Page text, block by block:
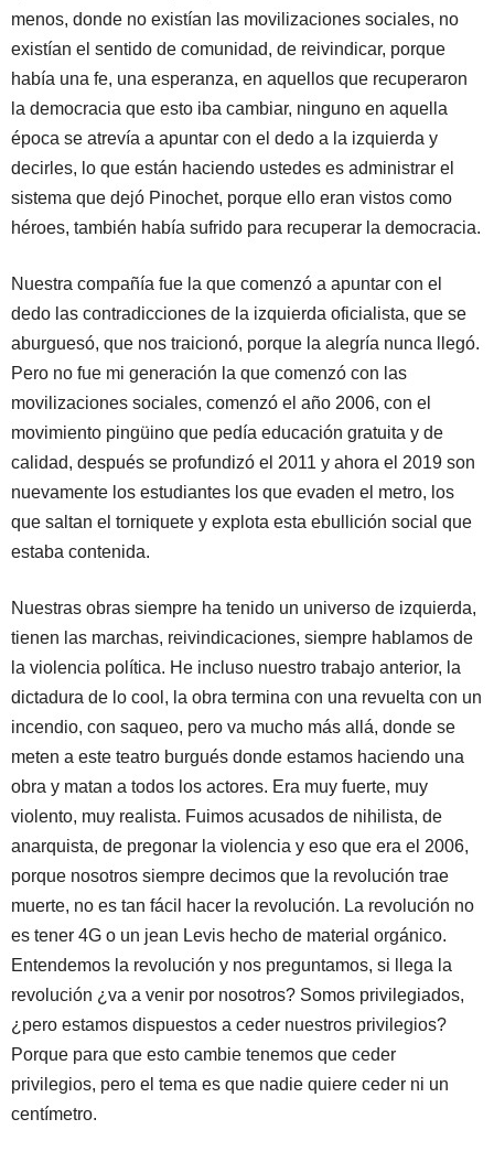
menos, donde no existían las movilizaciones sociales, no
existían el sentido de comunidad, de reivindicar, porque
había una fe, una esperanza, en aquellos que recuperaron
la democracia que esto iba cambiar, ninguno en aquella
época se atrevía a apuntar con el dedo a la izquierda y
decirles, lo que están haciendo ustedes es administrar el
sistema que dejó Pinochet, porque ello eran vistos como
héroes, también había sufrido para recuperar la democracia.
Nuestra compañía fue la que comenzó a apuntar con el
dedo las contradicciones de la izquierda oficialista, que se
aburguesó, que nos traicionó, porque la alegría nunca llegó.
Pero no fue mi generación la que comenzó con las
movilizaciones sociales, comenzó el año 2006, con el
movimiento pingüino que pedía educación gratuita y de
calidad, después se profundizó el 2011 y ahora el 2019 son
nuevamente los estudiantes los que evaden el metro, los
que saltan el torniquete y explota esta ebullición social que
estaba contenida.
Nuestras obras siempre ha tenido un universo de izquierda,
tienen las marchas, reivindicaciones, siempre hablamos de
la violencia política. He incluso nuestro trabajo anterior, la
dictadura de lo cool, la obra termina con una revuelta con un
incendio, con saqueo, pero va mucho más allá, donde se
meten a este teatro burgués donde estamos haciendo una
obra y matan a todos los actores. Era muy fuerte, muy
violento, muy realista. Fuimos acusados de nihilista, de
anarquista, de pregonar la violencia y eso que era el 2006,
porque nosotros siempre decimos que la revolución trae
muerte, no es tan fácil hacer la revolución. La revolución no
es tener 4G o un jean Levis hecho de material orgánico.
Entendemos la revolución y nos preguntamos, si llega la
revolución ¿va a venir por nosotros? Somos privilegiados,
¿pero estamos dispuestos a ceder nuestros privilegios?
Porque para que esto cambie tenemos que ceder
privilegios, pero el tema es que nadie quiere ceder ni un
centímetro.